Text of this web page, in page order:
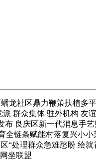
社区鼎力鞭策扶植多平
群众集体 驻外机构 友
良庆区新一代消息手
全链条赋能村落复兴小
“处理群众急难愁盼 绘
坐联盟